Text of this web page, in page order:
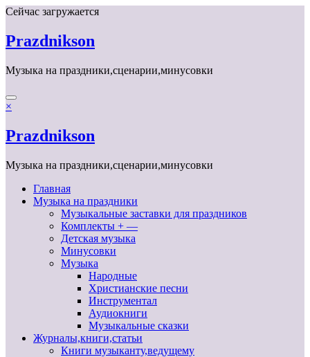
Перейти
содержимому
Сейчас загружается
Prazdnikson
Музыка на праздники,сценарии,минусовки
×
Prazdnikson
Музыка на праздники,сценарии,минусовки
Главная
Музыка на праздники
Музыкальные заставки для праздников
Комплекты + —
Детская музыка
Минусовки
Музыка
Народные
Христианские песни
Инструментал
Аудиокниги
Музыкальные сказки
Журналы,книги,статьи
Книги музыканту,ведущему